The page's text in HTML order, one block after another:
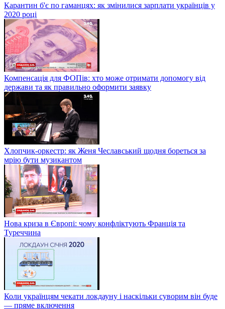
Карантин б'є по гаманцях: як змінилися зарплати українців у
2020 році
Компенсація для ФОПів: хто може отримати допомогу від
держави та як правильно оформити заявку
Хлопчик-оркестр: як Женя Чеславський щодня бореться за
мрію бути музикантом
Нова криза в Європі: чому конфліктують Франція та
Туреччина
Коли українцям чекати локдауну і наскільки суворим він буде
— пряме включення